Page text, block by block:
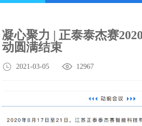
凝心聚力 | 正泰泰杰赛
动圆满结束
2021-03-05 12967